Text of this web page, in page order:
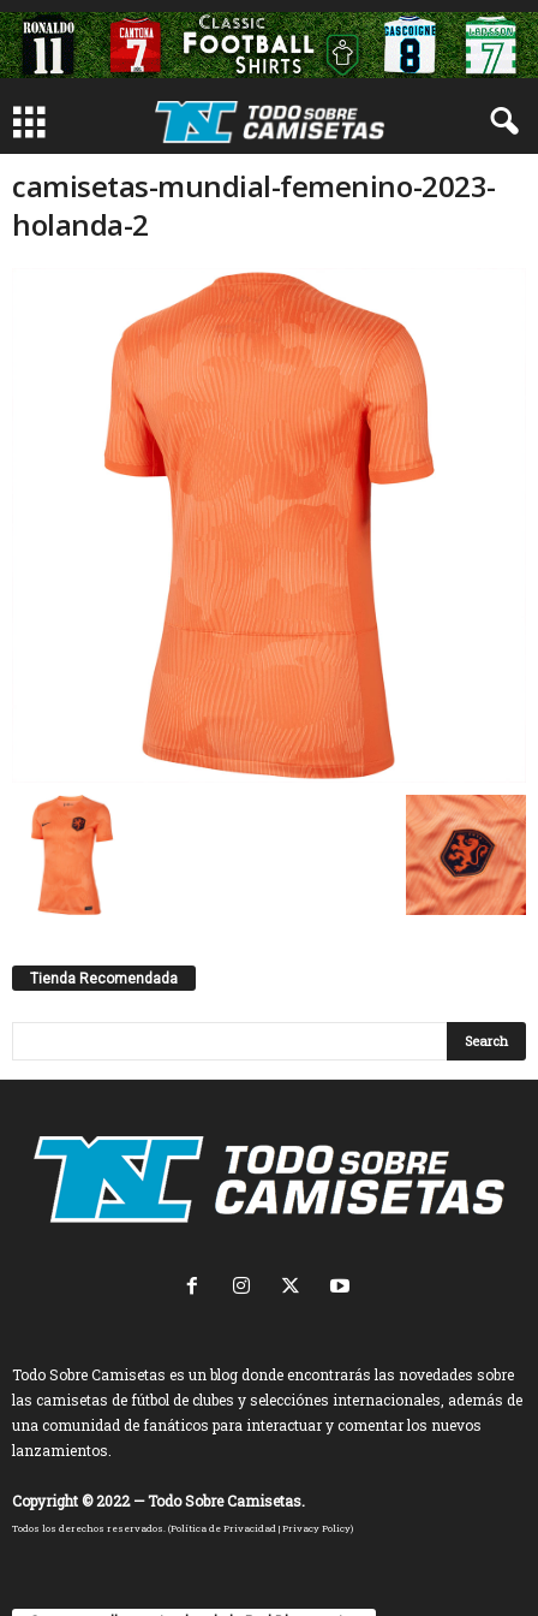
camisetas-mundial-femenino-2023-
holanda-2
Tienda Recomendada
Todo Sobre Camisetas es un blog donde encontrarás las novedades sobre
las camisetas de fútbol de clubes y selecciónes internacionales, además de
una comunidad de fanáticos para interactuar y comentar los nuevos
lanzamientos.
Copyright © 2022 — Todo Sobre Camisetas.
Todos los derechos reservados. (Política de Privacidad | Privacy Policy)